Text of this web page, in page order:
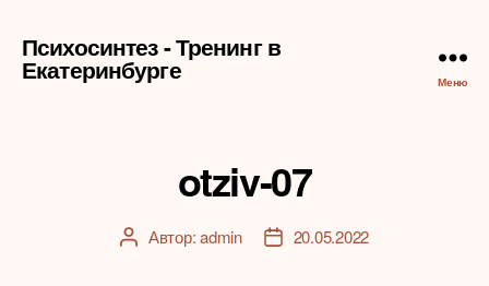
Психосинтез - Тренинг в
Екатеринбурге Меню
otziv-07
АвторАвтор:admin
Дата20.05.2022